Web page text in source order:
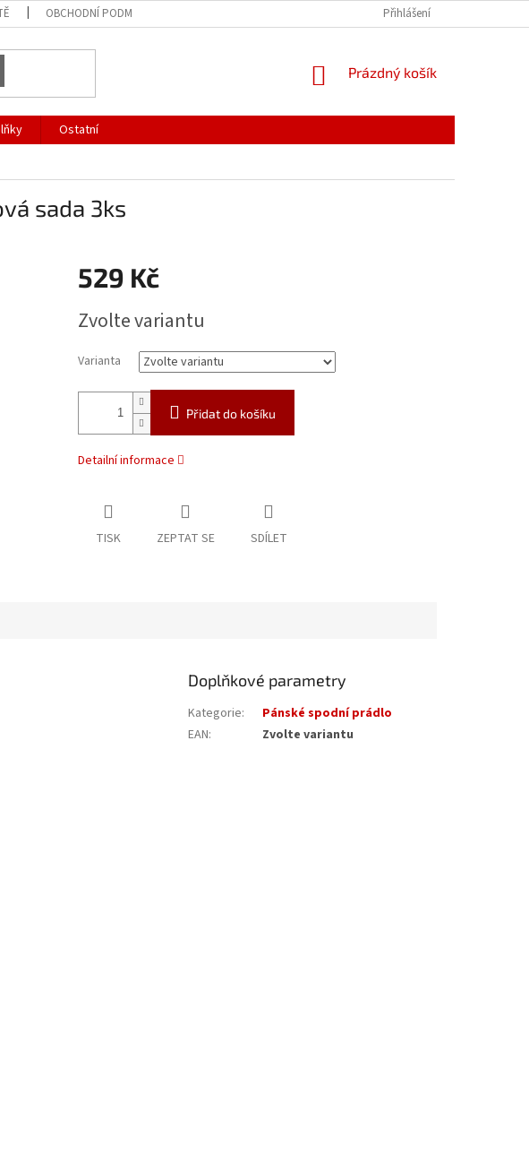
OBCHODNÍ PODMÍNKY PODMÍNKY ZPRACOVÁNÍ OSOBNÍCH ÚDAJŮ
Přihlášení
NÁKUPNÍ
Prázdný košík
Ostatní
sada 3ks
529 Kč
cena:
Zvolte variantu
Varianta
Přidat do košíku
Detailní informace
TISK ZEPTAT SE SDÍLET
Doplňkové parametry
Kategorie:
Pánské spodní prádlo
EAN: Zvolte variantu